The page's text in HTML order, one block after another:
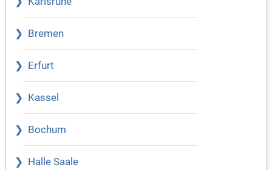
Bremen
Erfurt
Kassel
Bochum
Halle Saale